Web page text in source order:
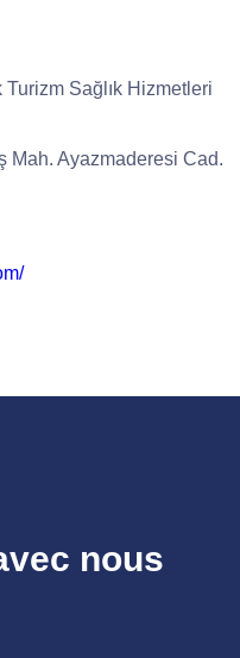
Sağlık Hizmetleri
Mah. Ayazmaderesi Cad.
nous